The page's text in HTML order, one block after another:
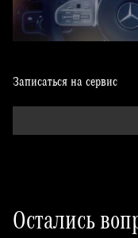
Записаться на сервис
Остались